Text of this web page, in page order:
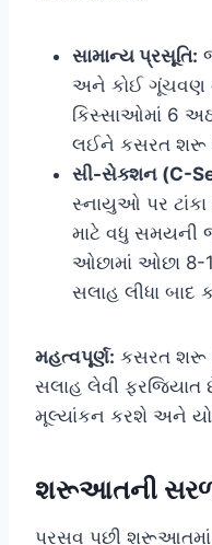
સામાન્ય પ્રસૂતિ:
અને કોઈ ગૂંચવણ ન
કિસ્સાઓમાં 6
લઈને કસરત શરૂ
સી-સેક્શન (C-
સ્નાયુઓ પર
માટે વધુ સમયની
ઓછામાં ઓછા 8-
સલાહ લીધા
મહત્વપૂર્ણ: કસરત શરૂ
સલાહ લેવી ફરજિયાત
મૂલ્યાંકન કરશે અને
શરૂઆતની સરળ
પ્રસવ પછી શરૂઆતમાં